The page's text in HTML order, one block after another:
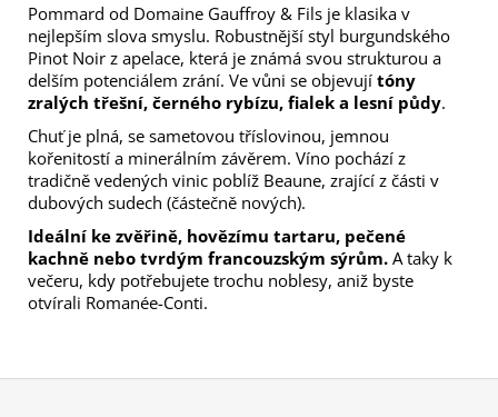
Pommard od Domaine Gauffroy & Fils je klasika v
nejlepším slova smyslu. Robustnější styl burgundského
Pinot Noir z apelace, která je známá svou strukturou a
delším potenciálem zrání. Ve vůni se objevují tóny
zralých třešní, černého rybízu, fialek a lesní půdy.
Chuť je plná, se sametovou tříslovinou, jemnou
kořenitostí a minerálním závěrem. Víno pochází z
tradičně vedených vinic poblíž Beaune, zrající z části v
dubových sudech (částečně nových).
Ideální ke zvěřině, hovězímu tartaru, pečené
kachně nebo tvrdým francouzským sýrům. A taky k
večeru, kdy potřebujete trochu noblesy, aniž byste
otvírali Romanée-Conti.
Z